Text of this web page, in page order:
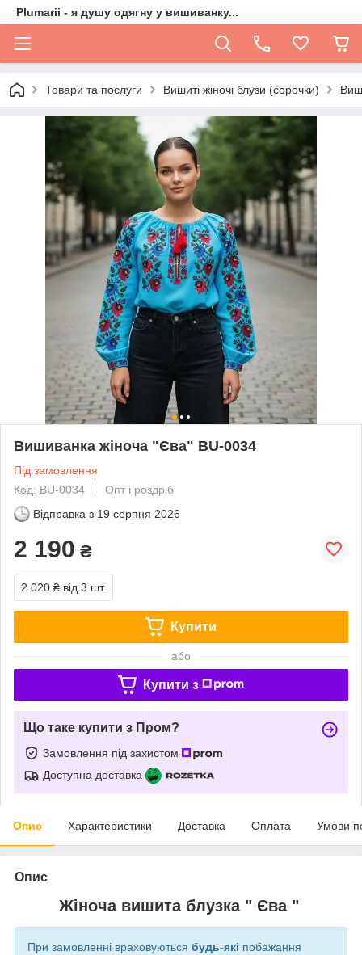
Plumarii - я душу одягну у вишиванку...
Товари та послуги Вишиті жіночі блузи (сорочки)
Вишиванка жіноча "Єва" BU-0034
Під замовлення
Код: BU-0034
Опт і роздріб
Відправка з 19 серпня 2026
2 190 ₴
2 020 ₴ від 3 шт.
Купити
або
Купити з
Що таке купити з Пром?
Замовлення під захистом
Доступна доставка
Опис Характеристики Доставка Оплата Умови
Опис
Жіноча вишита блузка " Єва "
При замовленні враховуються будь-які побажання